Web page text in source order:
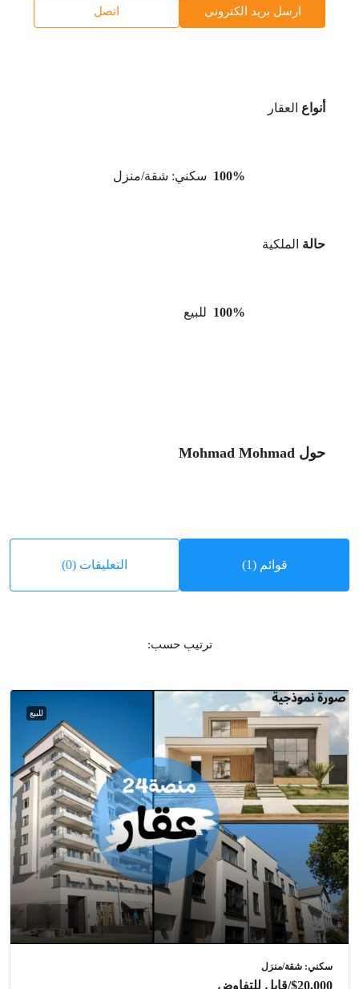
ارسل بريد الكتروني اتصل
أنواع العقار
100% سكني: شقة/منزل
حالة الملكية
100% للبيع
حول Mohmad Mohmad
قوائم (1) التعليقات (0)
ترتيب حسب:
للبيع
سكني: شقة/منزل
$20,000/قابل للتفاوض